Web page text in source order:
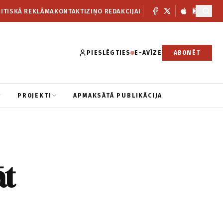
REKLĀMAKONTAKTIZIŅO REDAKCIJAI
PIESLĒGTIES E-AVĪZE ABONĒT
PROJEKTI APMAKSĀTĀ PUBLIKĀCIJA